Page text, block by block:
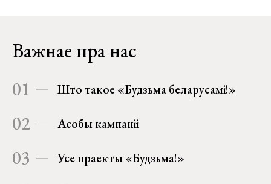
Важнае пра нас
01 Што такое «Будзьма беларусамі!»
02 Асобы кампаніі
03 Усе праекты «Будзьма!»